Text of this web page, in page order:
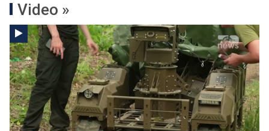
Video »